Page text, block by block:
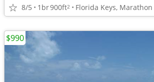
8/5 1br900ft2 Florida Keys, Marathon
$990